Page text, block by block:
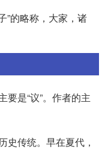
”的略称，大家，诸
要是“议”。作者的主
史传统。早在夏代，